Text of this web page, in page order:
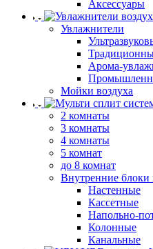
Аксессуары
Увлажнители
Арома-
Мойки воздуха
2 комнаты
3 комнаты
4 комнаты
5 комнат
до 8 комнат
Внутренние блоки
Настенные
Кассетные
Напольно-
Колонные
Канальные